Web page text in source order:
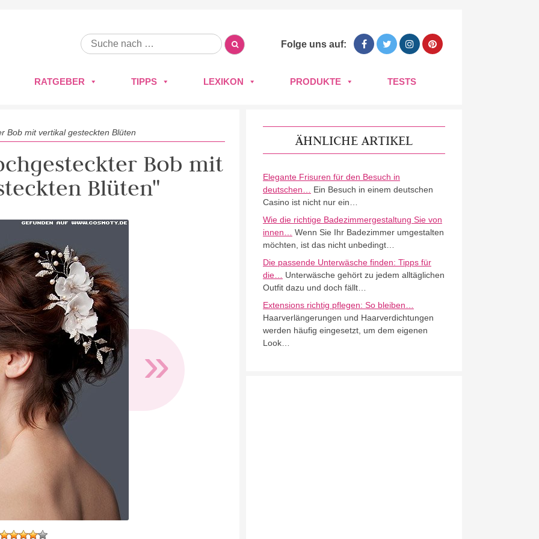
Folge uns auf:
RATGEBER TIPPS LEXIKON PRODUKTE TESTS
Bob mit vertikal gesteckten Blüten
Bob mit
Blüten"
»
ÄHNLICHE ARTIKEL
Elegante Frisuren für den Besuch in
deutschen…
Ein Besuch in einem deutschen
Casino ist nicht nur ein…
Wie die richtige Badezimmergestaltung Sie von
innen…
Wenn Sie Ihr Badezimmer umgestalten
möchten, ist das nicht unbedingt…
Die passende Unterwäsche finden: Tipps für
die…
Unterwäsche gehört zu jedem alltäglichen
Outfit dazu und doch fällt…
Extensions richtig pflegen: So bleiben…
Haarverlängerungen und Haarverdichtungen
werden häufig eingesetzt, um dem eigenen
Look…